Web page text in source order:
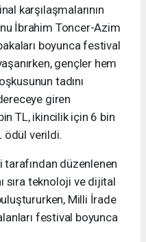
karşılaşmalarının
İbrahim Toncer-Azim
boyunca festival
gençler hem
tadını
giren
TL, ikincilik için 6 bin
ödül verildi.
düzenlenen
sıra teknoloji ve dijital
Milli İrade
festival boyunca